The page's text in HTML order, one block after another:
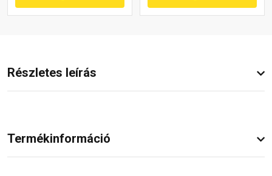
Részletes leírás
Termékinformáció